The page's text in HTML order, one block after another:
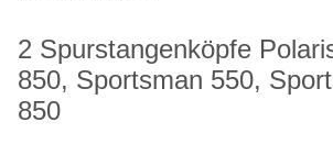
2 Spurstangenköpfe
850, Sportsman 550,
850